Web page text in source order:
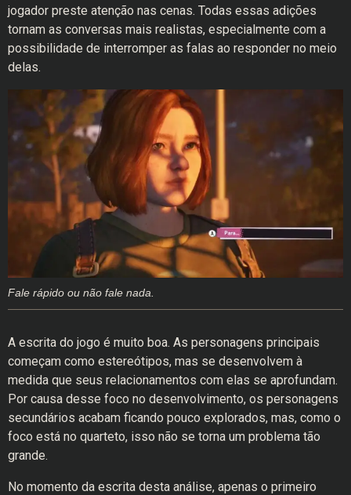
jogador preste atenção nas cenas. Todas essas adições
tornam as conversas mais realistas, especialmente com a
possibilidade de interromper as falas ao responder no meio
delas.
Fale rápido ou não fale nada.
A escrita do jogo é muito boa. As personagens principais
começam como estereótipos, mas se desenvolvem à
medida que seus relacionamentos com elas se aprofundam.
Por causa desse foco no desenvolvimento, os personagens
secundários acabam ficando pouco explorados, mas, como o
foco está no quarteto, isso não se torna um problema tão
grande.
No momento da escrita desta análise, apenas o primeiro